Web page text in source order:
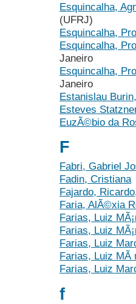
Esquincalha,
(UFRJ)
Esquincalha,
Esquincalha,
Janeiro
Esquincalha,
Janeiro
Estanislau
Esteves
EuzÃ©bio da
F
Fabri, Gabriel
Fadin, Cristiana
Fajardo, Ricardo
Faria, AlÃ©xia
Farias, Luiz
Farias, Luiz
Farias, Luiz
Farias, Luiz MÃ
Farias, Luiz
f